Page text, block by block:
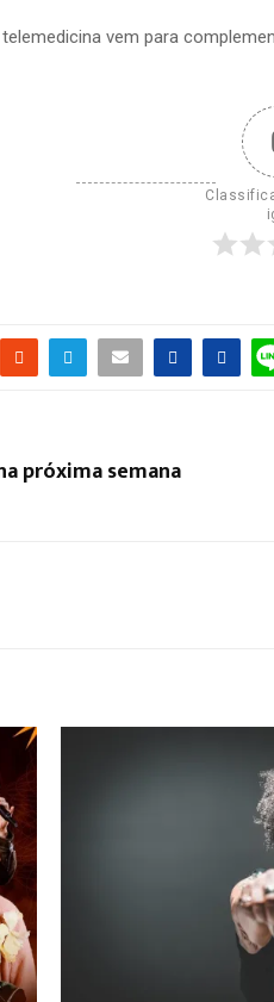
vem para
próxima semana